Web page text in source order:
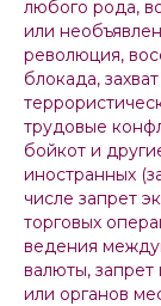
любого рода,
или
революция,
блокада,
трудовые
бойкот и
иностранных
числе запрет
торговых
ведения
валюты, запрет
или органов